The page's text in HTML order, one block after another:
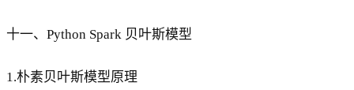
十一、Python Spark 贝叶斯模型
1.朴素贝叶斯模型原理